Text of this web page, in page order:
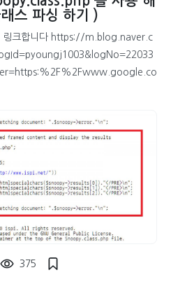
스 파싱 하기 )
링크합니다 https://m.blog.naver.c
375